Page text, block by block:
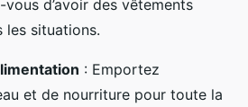
d’avoir des vêtements
les situations.
: Emportez
et de nourriture pour toute la